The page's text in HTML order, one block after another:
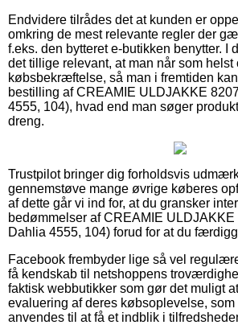
Endvidere tilrådes det at kunden er
omkring de mest relevante regler der
f.eks. den bytteret e-butikken benytter. I
det tillige relevant, at man når som helst
købsbekræftelse, så man i fremtiden
bestilling af CREAMIE ULDJAKKE
4555, 104), hvad end man søger
dreng.
Trustpilot bringer dig forholdsvis
gennemstøve mange øvrige køberes
af dette går vi ind for, at du gransker
bedømmelser af CREAMIE ULDJAKKE
Dahlia 4555, 104) forud for at du
Facebook frembyder lige så vel
få kendskab til netshoppens
faktisk webbutikker som gør det muligt
evaluering af deres købsoplevelse,
anvendes til at få et indblik i